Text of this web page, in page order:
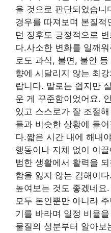
을 것으로 판단되었습니
경우를 따져보며 본질
던 징후도 긍정적으로
다.사소한 변화를 일깨
로도 과식, 불면, 불안
향에 시달리지 않는 최
랍니다. 말로는 쉽지만
운 게 꾸준함이었어요.
있고 스스로가 잘 조절
들과 비슷한 상황에 들
다.짧은 시간 내에 해내
행동이나 지체 없이 이
범한 생활에서 활력을
함을 잃지 않는 김해이
높여보는 것도 좋겠네요
모두 본인뿐만 아니라
기를 바라며 일정 비율
물질의 성분부터 알아